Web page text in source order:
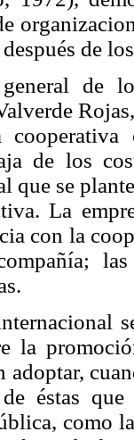
de
de
de los
que se
La
con la
la
adoptar,
éstas
como